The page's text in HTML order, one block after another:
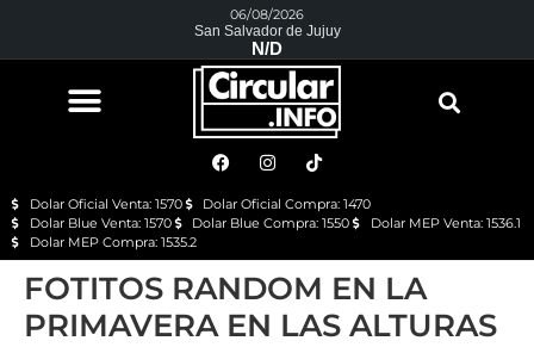
06/08/2026
San Salvador de Jujuy
N/D
Dolar Oficial Venta: 1570
Dolar Oficial Compra: 1470
Dolar Blue Venta: 1570
Dolar Blue Compra: 1550
Dolar MEP Venta: 1536.1
Dolar MEP Compra: 1535.2
FOTITOS RANDOM EN LA
PRIMAVERA EN LAS ALTURAS